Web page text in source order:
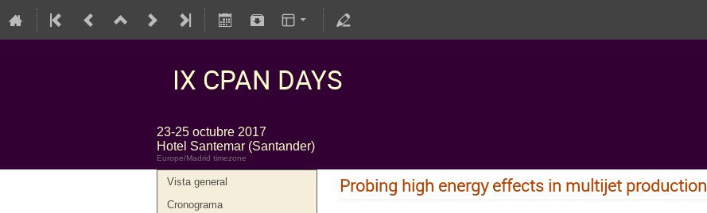
IX CPAN DAYS
23-25 octubre 2017
Hotel Santemar (Santander)
Europe/Madrid timezone
Vista general
Cronograma
Probing high energy effects in multijet production